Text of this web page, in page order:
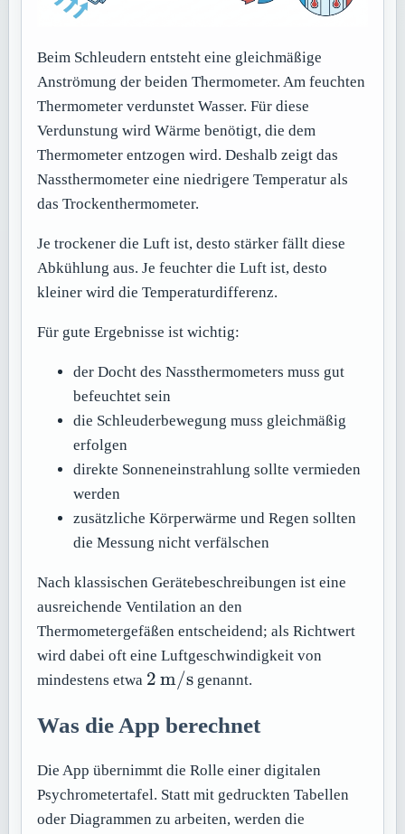
Beim Schleudern entsteht eine gleichmäßige
Anströmung der beiden Thermometer. Am feuchten
Thermometer verdunstet Wasser. Für diese
Verdunstung wird Wärme benötigt, die dem
Thermometer entzogen wird. Deshalb zeigt das
Nassthermometer eine niedrigere Temperatur als
das Trockenthermometer.
Je trockener die Luft ist, desto stärker fällt diese
Abkühlung aus. Je feuchter die Luft ist, desto
kleiner wird die Temperaturdifferenz.
Für gute Ergebnisse ist wichtig:
der Docht des Nassthermometers muss gut
befeuchtet sein
die Schleuderbewegung muss gleichmäßig
erfolgen
direkte Sonneneinstrahlung sollte vermieden
werden
zusätzliche Körperwärme und Regen sollten
die Messung nicht verfälschen
Nach klassischen Gerätebeschreibungen ist eine
ausreichende Ventilation an den
Thermometergefäßen entscheidend; als Richtwert
wird dabei oft eine Luftgeschwindigkeit von
mindestens etwa 2\,\mathrm{m/s}
2 m/sgenannt.
Was die App berechnet
Die App übernimmt die Rolle einer digitalen
Psychrometertafel. Statt mit gedruckten Tabellen
oder Diagrammen zu arbeiten, werden die